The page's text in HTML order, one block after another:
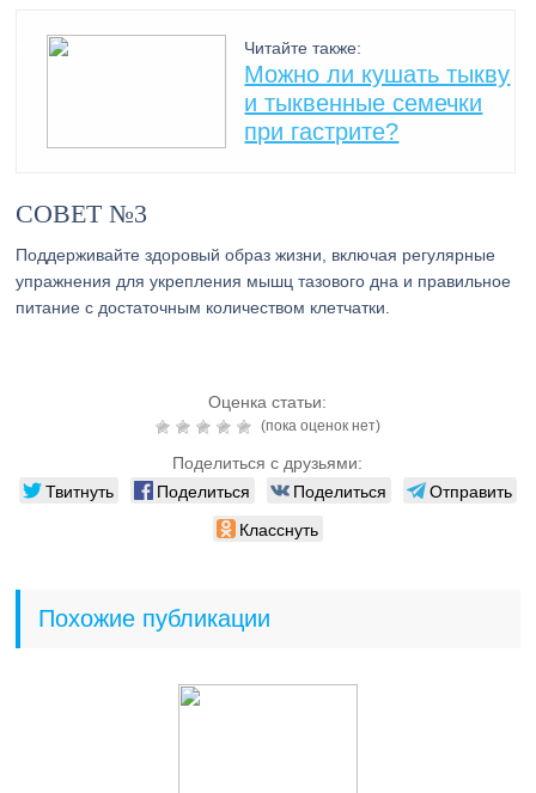
Читайте также:
Можно ли кушать тыкву
и тыквенные семечки
при гастрите?
СОВЕТ №3
Поддерживайте здоровый образ жизни, включая регулярные
упражнения для укрепления мышц тазового дна и правильное
питание с достаточным количеством клетчатки.
Оценка статьи:
(пока оценок нет)
Поделиться с друзьями:
Твитнуть Поделиться Поделиться
Отправить
Класснуть
Похожие публикации